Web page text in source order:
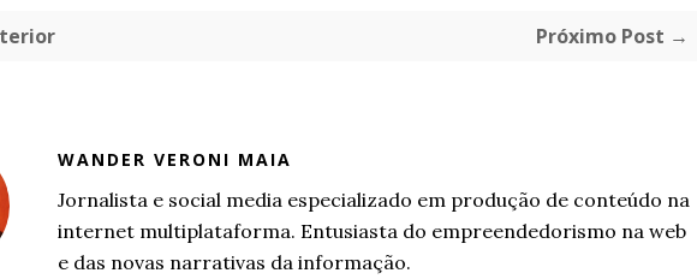
Próximo Post →
WANDER VERONI MAIA
Jornalista e social media especializado em produção de conteúdo na
internet multiplataforma. Entusiasta do empreendedorismo na web
e das novas narrativas da informação.